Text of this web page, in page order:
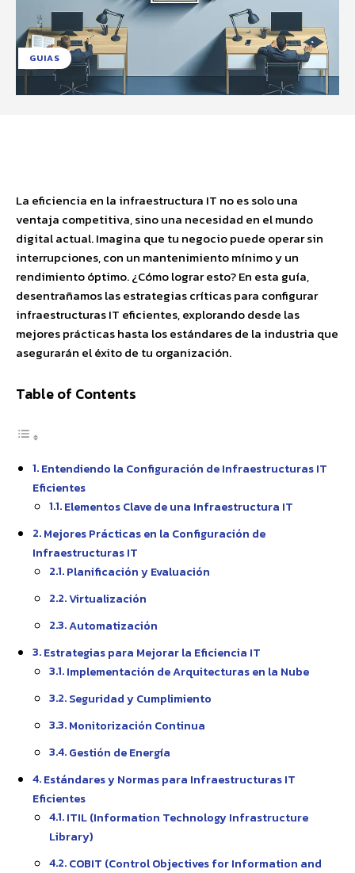
GUIAS
La eficiencia en la infraestructura IT no es solo una
ventaja competitiva, sino una necesidad en el mundo
digital actual. Imagina que tu negocio puede operar sin
interrupciones, con un mantenimiento mínimo y un
rendimiento óptimo. ¿Cómo lograr esto? En esta guía,
desentrañamos las estrategias críticas para configurar
infraestructuras IT eficientes, explorando desde las
mejores prácticas hasta los estándares de la industria que
asegurarán el éxito de tu organización.
Table of Contents
Entendiendo la Configuración de Infraestructuras IT
Eficientes
Elementos Clave de una Infraestructura IT
Mejores Prácticas en la Configuración de
Infraestructuras IT
Planificación y Evaluación
Virtualización
Automatización
Estrategias para Mejorar la Eficiencia IT
Implementación de Arquitecturas en la Nube
Seguridad y Cumplimiento
Monitorización Continua
Gestión de Energía
Estándares y Normas para Infraestructuras IT
Eficientes
ITIL (Information Technology Infrastructure
Library)
COBIT (Control Objectives for Information and